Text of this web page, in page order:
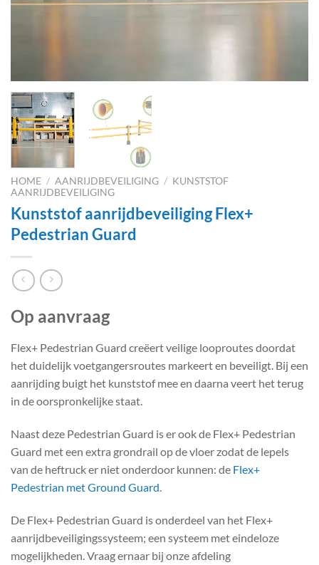
HOME / AANRIJDBEVEILIGING / KUNSTSTOF
AANRIJDBEVEILIGING
Kunststof aanrijdbeveiliging Flex+
Pedestrian Guard
Op aanvraag
Flex+ Pedestrian Guard creëert veilige looproutes doordat
het duidelijk voetgangersroutes markeert en beveiligt. Bij een
aanrijding buigt het kunststof mee en daarna veert het terug
in de oorspronkelijke staat.
Naast deze Pedestrian Guard is er ook de Flex+ Pedestrian
Guard met een extra grondrail op de vloer zodat de lepels
van de heftruck er niet onderdoor kunnen: de Flex+
Pedestrian met Ground Guard.
De Flex+ Pedestrian Guard is onderdeel van het Flex+
aanrijdbeveiligingssysteem; een systeem met eindeloze
mogelijkheden. Vraag ernaar bij onze afdeling